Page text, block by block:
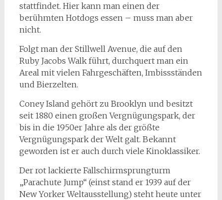
stattfindet. Hier kann man einen der
berühmten Hotdogs essen – muss man aber
nicht.
Folgt man der Stillwell Avenue, die auf den
Ruby Jacobs Walk führt, durchquert man ein
Areal mit vielen Fahrgeschäften, Imbissständen
und Bierzelten.
Coney Island gehört zu Brooklyn und besitzt
seit 1880 einen großen Vergnügungspark, der
bis in die 1950er Jahre als der größte
Vergnügungspark der Welt galt. Bekannt
geworden ist er auch durch viele Kinoklassiker.
Der rot lackierte Fallschirmsprungturm
„Parachute Jump“ (einst stand er 1939 auf der
New Yorker Weltausstellung) steht heute unter